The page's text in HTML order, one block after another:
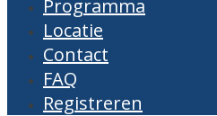
Programma
Locatie
Contact
FAQ
Registreren